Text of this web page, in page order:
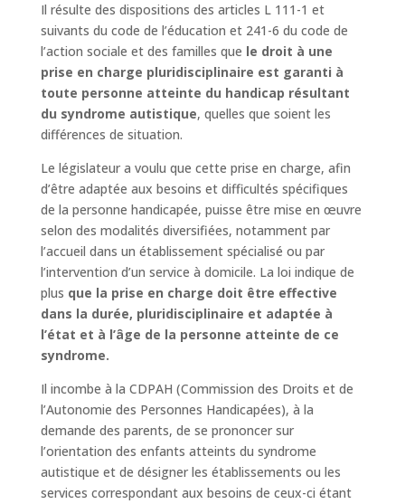
Il résulte des dispositions des articles L 111-1 et
suivants du code de l’éducation et 241-6 du code de
l’action sociale et des familles que le droit à une
prise en charge pluridisciplinaire est garanti à
toute personne atteinte du handicap résultant
du syndrome autistique, quelles que soient les
différences de situation.
Le législateur a voulu que cette prise en charge, afin
d’être adaptée aux besoins et difficultés spécifiques
de la personne handicapée, puisse être mise en œuvre
selon des modalités diversifiées, notamment par
l’accueil dans un établissement spécialisé ou par
l’intervention d’un service à domicile. La loi indique de
plus que la prise en charge doit être effective
dans la durée, pluridisciplinaire et adaptée à
l’état et à l’âge de la personne atteinte de ce
syndrome.
Il incombe à la CDPAH (Commission des Droits et de
l’Autonomie des Personnes Handicapées), à la
demande des parents, de se prononcer sur
l’orientation des enfants atteints du syndrome
autistique et de désigner les établissements ou les
services correspondant aux besoins de ceux-ci étant